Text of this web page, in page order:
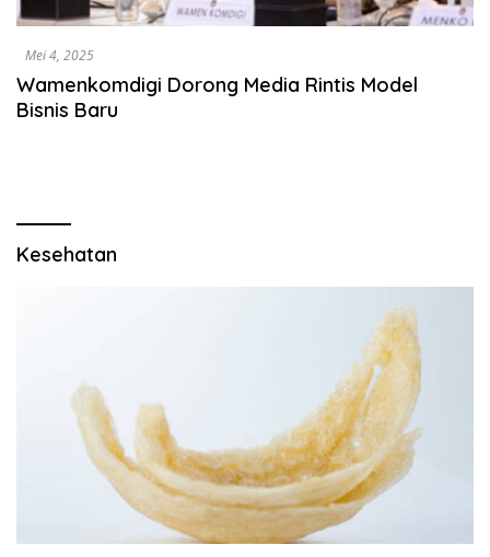
Mei 4, 2025
Wamenkomdigi Dorong Media Rintis Model
Bisnis Baru
Kesehatan